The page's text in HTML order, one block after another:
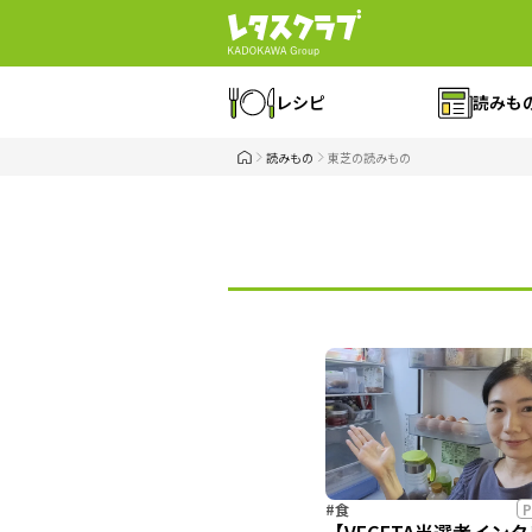
レシピ 読みも
読みもの 東芝の読みもの
#食